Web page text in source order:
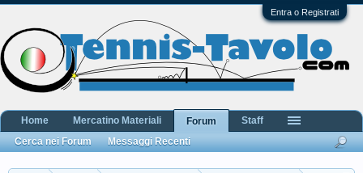
Entra o Registrati
Home Mercatino Materiali
Forum
Cerca nei Forum
Messaggi Recenti
Staff